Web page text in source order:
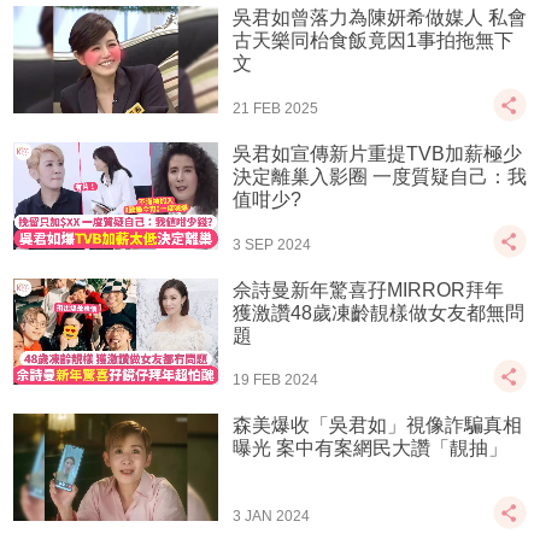
吳君如曾落力為陳妍希做媒人 私會
古天樂同枱食飯竟因1事拍拖無下
文
21 FEB 2025
吳君如宣傳新片重提TVB加薪極少
決定離巢入影圈 一度質疑自己：我
值咁少?
3 SEP 2024
佘詩曼新年驚喜孖MIRROR拜年
獲激讚48歲凍齡靚樣做女友都無問
題
19 FEB 2024
森美爆收「吳君如」視像詐騙真相
曝光 案中有案網民大讚「靚抽」
3 JAN 2024